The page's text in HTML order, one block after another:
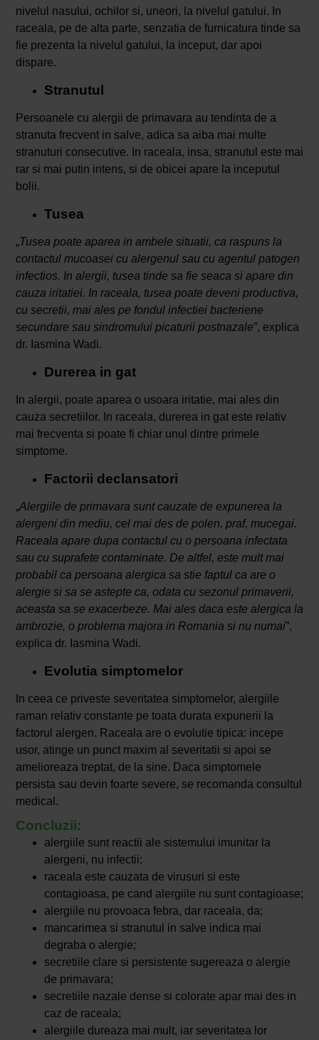
nivelul nasului, ochilor si, uneori, la nivelul gatului. In
raceala, pe de alta parte, senzatia de furnicatura tinde sa
fie prezenta la nivelul gatului, la inceput, dar apoi
dispare.
Stranutul
Persoanele cu alergii de primavara au tendinta de a
stranuta frecvent in salve, adica sa aiba mai multe
stranuturi consecutive. In raceala, insa, stranutul este mai
rar si mai putin intens, si de obicei apare la inceputul
bolii.
Tusea
„Tusea poate aparea in ambele situatii, ca raspuns la
contactul mucoasei cu alergenul sau cu agentul patogen
infectios. In alergii, tusea tinde sa fie seaca si apare din
cauza iritatiei. In raceala, tusea poate deveni productiva,
cu secretii, mai ales pe fondul infectiei bacteriene
secundare sau sindromului picaturii postnazale”, explica
dr. Iasmina Wadi.
Durerea in gat
In alergii, poate aparea o usoara iritatie, mai ales din
cauza secretiilor. In raceala, durerea in gat este relativ
mai frecventa si poate fi chiar unul dintre primele
simptome.
Factorii declansatori
„Alergiile de primavara sunt cauzate de expunerea la
alergeni din mediu, cel mai des de polen, praf, mucegai.
Raceala apare dupa contactul cu o persoana infectata
sau cu suprafete contaminate. De altfel, este mult mai
probabil ca persoana alergica sa stie faptul ca are o
alergie si sa se astepte ca, odata cu sezonul primaverii,
aceasta sa se exacerbeze. Mai ales daca este alergica la
ambrozie, o problema majora in Romania si nu numai”,
explica dr. Iasmina Wadi.
Evolutia simptomelor
In ceea ce priveste severitatea simptomelor, alergiile
raman relativ constante pe toata durata expunerii la
factorul alergen. Raceala are o evolutie tipica: incepe
usor, atinge un punct maxim al severitatii si apoi se
amelioreaza treptat, de la sine. Daca simptomele
persista sau devin foarte severe, se recomanda consultul
medical.
Concluzii:
alergiile sunt reactii ale sistemului imunitar la
alergeni, nu infectii;
raceala este cauzata de virusuri si este
contagioasa, pe cand alergiile nu sunt contagioase;
alergiile nu provoaca febra, dar raceala, da;
mancarimea si stranutul in salve indica mai
degraba o alergie;
secretiile clare si persistente sugereaza o alergie
de primavara;
secretiile nazale dense si colorate apar mai des in
caz de raceala;
alergiile dureaza mai mult, iar severitatea lor